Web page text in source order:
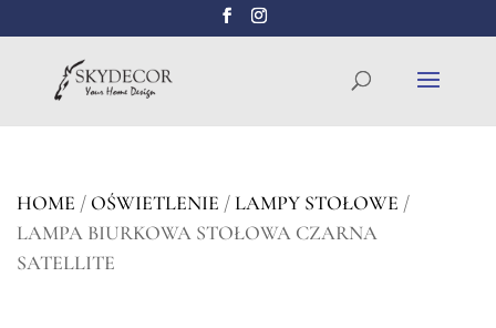
HOME /OŚWIETLENIE /LAMPY STOŁOWE /
LAMPA BIURKOWA STOŁOWA CZARNA
SATELLITE